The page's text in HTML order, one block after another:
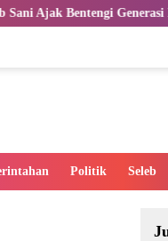
Muda Jambi dari
Politik Seleb